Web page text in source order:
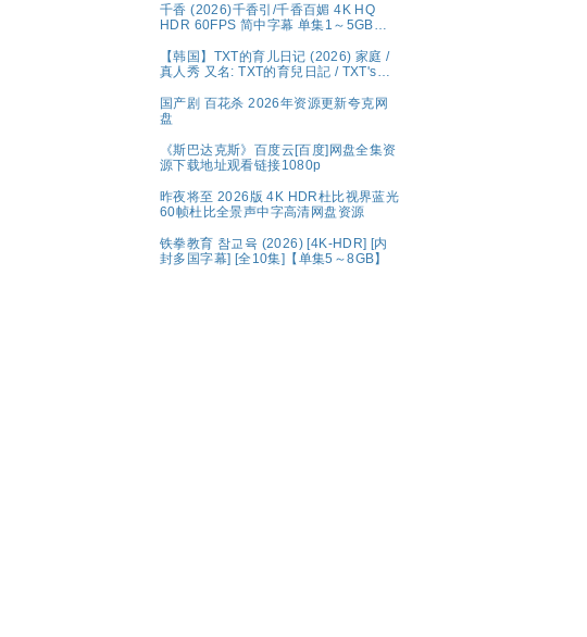
千香 (2026)千香引/千香百媚 4K HQ
HDR 60FPS 简中字幕 单集1～5GB】
【韩国】TXT的育儿日记 (2026) 家庭 /
真人秀 又名: TXT的育兒日記 / TXT's
브）将于 5 月 1 日（周五）独家公开宣
布传奇综艺回归的《TXT的育儿日记》
国产剧 百花杀 2026年资源更新夸克网
盘
《斯巴达克斯》百度云[百度]网盘全集资
源下载地址观看链接1080p
昨夜将至 2026版 4K HDR杜比视界蓝光
60帧杜比全景声中字高清网盘资源
铁拳教育 참교육 (2026) [4K-HDR] [内
封多国字幕] [全10集]【单集5～8GB】